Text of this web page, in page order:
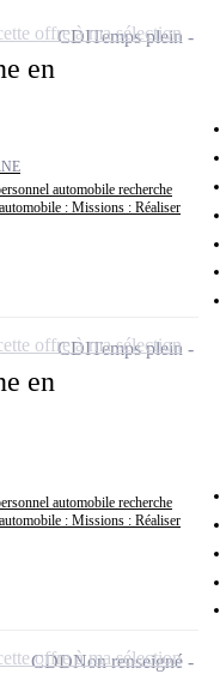
en
automobile recherche
: Missions : Réaliser
CDITemps plein
offre à ma sélection
en
automobile recherche
: Missions : Réaliser
CDITemps plein
offre à ma sélection
CDDNon renseigné
offre à ma sélection